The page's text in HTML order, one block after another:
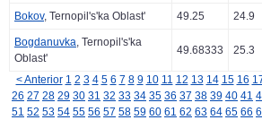
Bokov, Ternopil's'ka Oblast' 49.25 24.9
Bogdanuvka, Ternopil's'ka
Oblast'
49.68333 25.3
< Anterior 1 2 3 4 5 6 7 8 9 10 11 12 13 14 15 16
26 27 28 29 30 31 32 33 34 35 36 37 38 39 40 41
51 52 53 54 55 56 57 58 59 60 61 62 63 64 65 66